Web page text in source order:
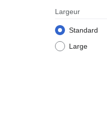
Largeur
Standard
Large